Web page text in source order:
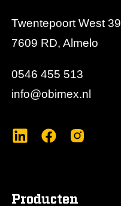
Twentepoort West 39
7609 RD, Almelo
0546 455 513
info@obimex.nl
Producten